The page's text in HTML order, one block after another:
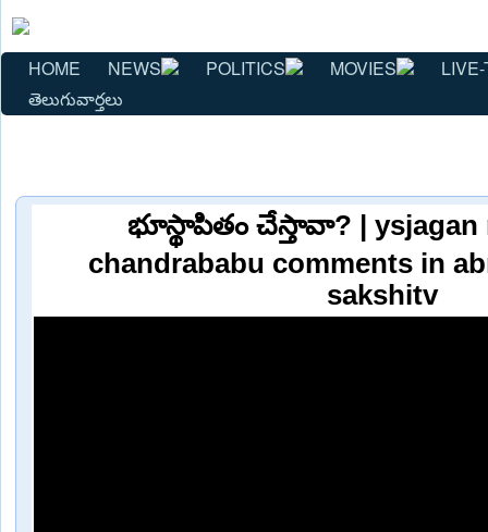
HOME NEWS POLITICS MOVIES
తెలుగువార్తలు
భూస్థాపితం చేస్తావా? | ysjagan
chandrababu comments in
sakshitv